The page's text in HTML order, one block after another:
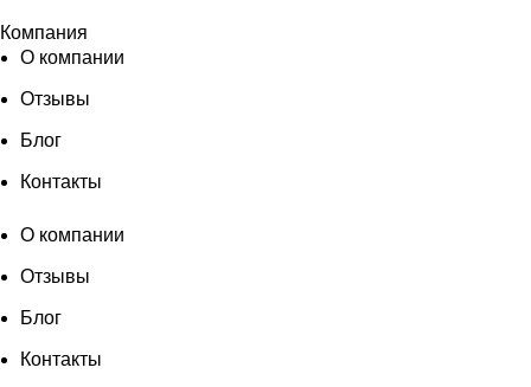
Компания
О компании
Отзывы
Блог
Контакты
О компании
Отзывы
Блог
Контакты